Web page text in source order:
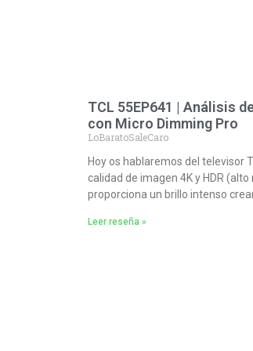
TCL 55EP641 | Análisis
con Micro Dimming Pro
LoBaratoSaleCaro
Hoy os hablaremos del televisor
calidad de imagen 4K y HDR
proporciona un brillo intenso
Leer reseña »